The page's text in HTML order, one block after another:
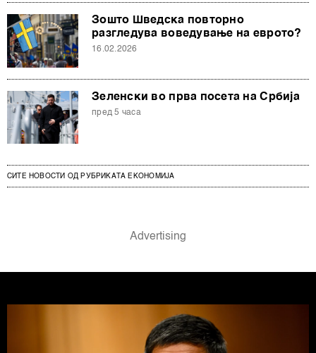
Зошто Шведска повторно
разгледува воведување на еврото?
16.02.2026
Зеленски во прва посета на Србија
пред 5 часа
СИТЕ НОВОСТИ ОД РУБРИКАТА ЕКОНОМИЈА